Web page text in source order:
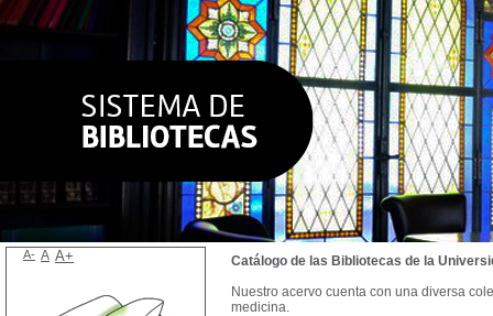
Catálogo de las Bibliotecas de la
Nuestro acervo cuenta con una diversa
medicina.
A- A A+